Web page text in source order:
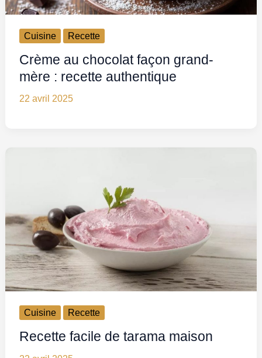
Cuisine Recette
Crème au chocolat façon grand-
mère : recette authentique
22 avril 2025
Cuisine Recette
Recette facile de tarama maison